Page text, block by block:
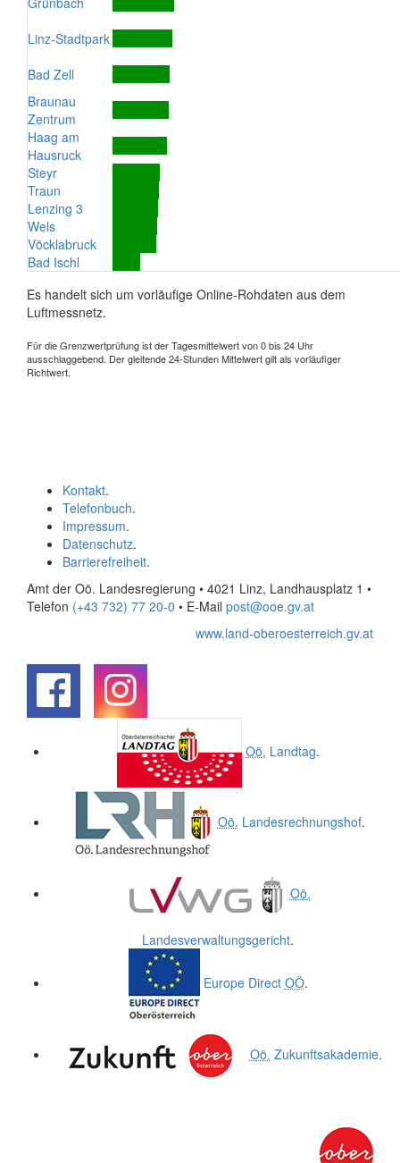
Linz-Stadtpark
Bad Zell
Braunau
Zentrum
Haag am
Hausruck
Steyr
Traun
Lenzing 3
Wels
Vöcklabruck
Bad Ischl
Es handelt sich um vorläufige Online-Rohdaten aus dem
Luftmessnetz.
Für die Grenzwertprüfung ist der Tagesmittelwert von 0 bis 24 Uhr
ausschlaggebend. Der gleitende 24-Stunden Mittelwert gilt als vorläufiger
Richtwert.
Kontakt.
Telefonbuch.
Impressum.
Datenschutz.
Barrierefreiheit.
Amt der Oö. Landesregierung • 4021 Linz, Landhausplatz 1 •
Telefon (+43 732) 77 20-0 • E-Mail post@ooe.gv.at
www.land-oberoesterreich.gv.at
Oö. Landtag.
Oö. Landesrechnungshof.
Oö.
Landesverwaltungsgericht.
Europe Direct OÖ.
Oö. Zukunftsakademie.